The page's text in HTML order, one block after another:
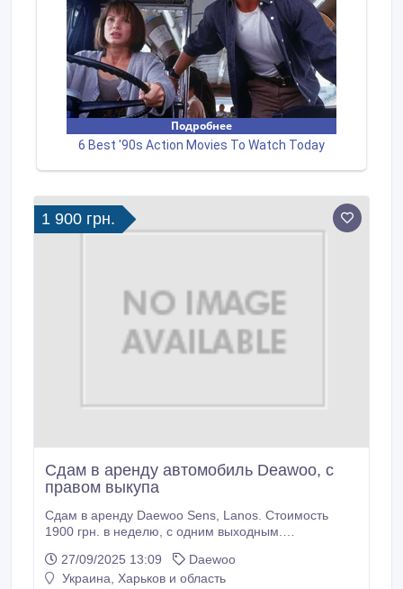
1 900 грн.
Сдам в аренду автомобиль Deawoo, с
правом выкупа
Сдам в аренду Daewoo Sens, Lanos. Стоимость
1900 грн. в неделю, с одним выходным.
Харьковская прописка, без судимости, возраст от
27, стаж вождения от 5лет, опыт работы в такси.
27/09/2025 13:09
Daewoo
Украина, Харьков и область